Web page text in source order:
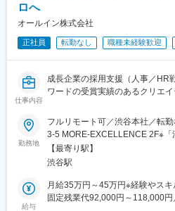
山駅、高座渋谷駅、相模金子駅
(神奈川県)、本郷台駅、鷺沼駅、
駅、社家駅、大和駅(神奈川県)
新宿駅、西早稲田駅、春日駅(東
スカイツリー駅、国際展示場駅
官山駅、要町駅、東池袋駅、牛
王多摩川駅、立川駅、京王八王
島町駅、平沼橋駅、馬車道駅、
センター南駅、武蔵小杉駅、高
駅、緑町駅、北茅ケ崎駅、逗子
駅、入谷駅(神奈川県)、台場駅
駅、内幸町駅、東新宿駅、新宿
ロへ
オールイン株式会社
正社員 転勤なし 職種未経験歓迎
仕事内容
成長企業の採用支援（人事／
ワードの受賞実績のあるクリエ
勤務地
フルリモート可／渋谷本社／転
3-5 MORE-EXCELLENCE 2F※「
道駅」より徒歩約10分
【最寄り駅】
渋谷駅
給与
月給35万円～45万円※経験やス
固定残業代92,000円～118,000円